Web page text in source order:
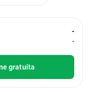
-
-
gratuita